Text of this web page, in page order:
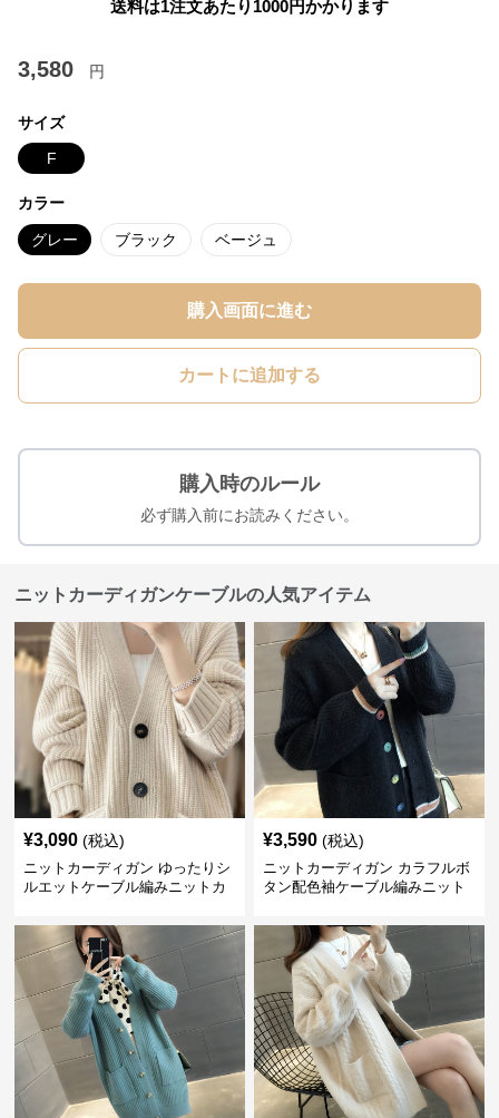
送料は1注文あたり 1000円かかります
3,580 円
サイズ
F
カラー
グレー ブラック ベージュ
購入画面に進む
カートに追加する
購入時のルール
必ず購入前にお読みください。
ニットカーディガンケーブルの人気アイテム
¥3,090 (税込)
ニットカーディガン ゆったりシ
ルエットケーブル編みニットカ
¥3,590 (税込)
ニットカーディガン カラフルボ
タン配色袖ケーブル編みニット